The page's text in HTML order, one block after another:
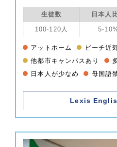
生徒数 日本人
100-120人 5-
アットホーム
ビーチ近
他都市キャンパスあり
日本人が少なめ
母国語
Lexis